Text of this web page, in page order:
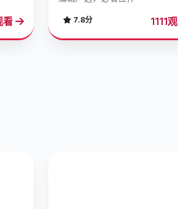
看 7.8分 1111